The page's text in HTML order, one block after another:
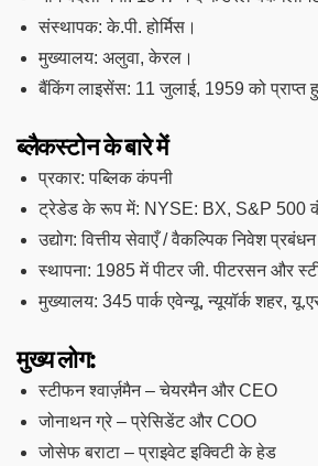
संस्थापक: के.पी. होर्मिस।
मुख्यालय: अलुवा, केरल।
बैंकिंग लाइसेंस: 11 जुलाई, 1959 को प्राप्त
ब्लैकस्टोन के बारे में
प्रकार: पब्लिक कंपनी
ट्रेडेड के रूप में: NYSE: BX, S&P 500
उद्योग: वित्तीय सेवाएँ / वैकल्पिक निवेश प्रबंधन
स्थापना: 1985 में पीटर जी. पीटरसन और
मुख्यालय: 345 पार्क एवेन्यू, न्यूयॉर्क शहर,
मुख्य लोग:
स्टीफन श्वार्ज़मैन – चेयरमैन और CEO
जोनाथन ग्रे – प्रेसिडेंट और COO
जोसेफ बराटा – प्राइवेट इक्विटी के हेड